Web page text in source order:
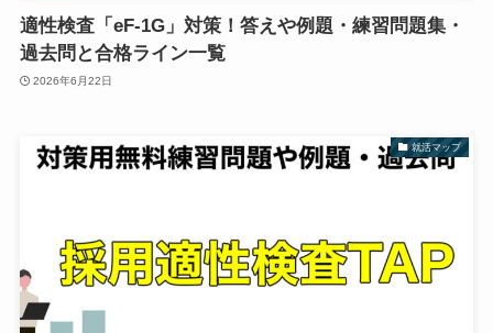
適性検査「eF-1G」対策！答えや例題・練習問題集・
過去問と合格ライン一覧
2026年6月22日
就活マップ